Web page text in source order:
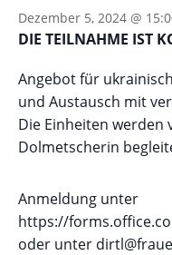
Dezember 5, 2024 @
DIE TEILNAHME IST
Angebot für
und Austausch mit
Die Einheiten werden
Dolmetscherin
Anmeldung unter
https://
oder unter